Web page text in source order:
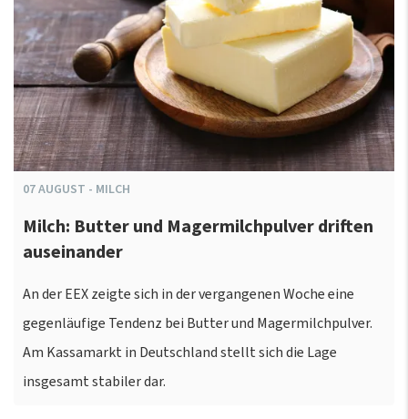
07AUGUST - MILCH
Milch: Butter und Magermilchpulver driften
auseinander
An der EEX zeigte sich in der vergangenen Woche eine
gegenläufige Tendenz bei Butter und Magermilchpulver.
Am Kassamarkt in Deutschland stellt sich die Lage
insgesamt stabiler dar.